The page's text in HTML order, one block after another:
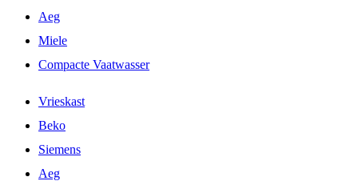
Aeg
Miele
Compacte Vaatwasser
Vrieskast
Beko
Siemens
Aeg